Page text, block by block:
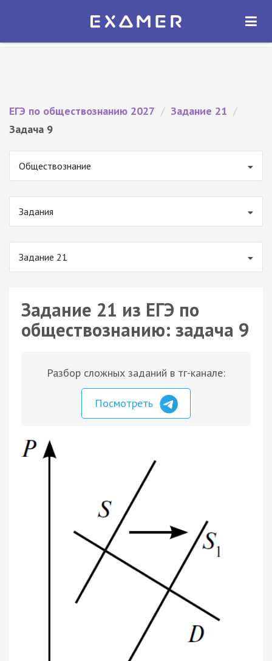
Экзамер — ЕГЭ 2027
ОТКРЫТЬ
ЕГЭ по обществознанию 2027 / Задание 21 /
Задача 9
Обществознание
Задания
Задание 21
Задание 21 из ЕГЭ по
обществознанию: задача 9
Разбор сложных заданий в тг-канале:
Посмотреть